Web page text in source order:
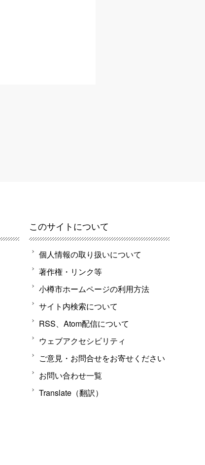
このサイトについて
個人情報の取り扱いについて
著作権・リンク等
小樽市ホームページの利用方法
サイト内検索について
RSS、Atom配信について
ウェブアクセシビリティ
ご意見・お問合せをお寄せください
お問い合わせ一覧
Translate（翻訳）